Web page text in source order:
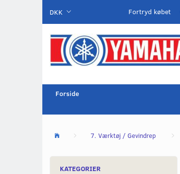
DKK Fortryd købet
Forside
7. Værktøj / Gevindrep
KATEGORIER